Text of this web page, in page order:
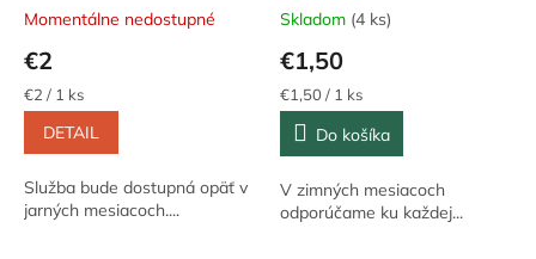
Momentálne nedostupné
€2
Jednotková
cena:
€2 / 1 ks
DETAIL
Služba bude dostupná opäť v
jarných mesiacoch....
Skladom (4 ks)
€1,50
Jednotková
cena:
€1,50 / 1 ks
Do košíka
V zimných mesiacoch
odporúčame ku každej...